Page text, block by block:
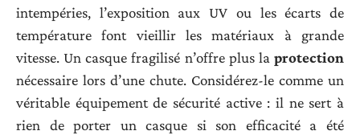
intempéries, l’exposition aux UV ou les écarts de
température font vieillir les matériaux à grande
vitesse. Un casque fragilisé n’offre plus la protection
nécessaire lors d’une chute. Considérez-le comme un
véritable équipement de sécurité active : il ne sert à
rien de porter un casque si son efficacité a été